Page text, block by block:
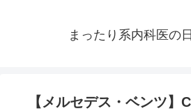
まったり系内科医の
【メルセデス・ベンツ